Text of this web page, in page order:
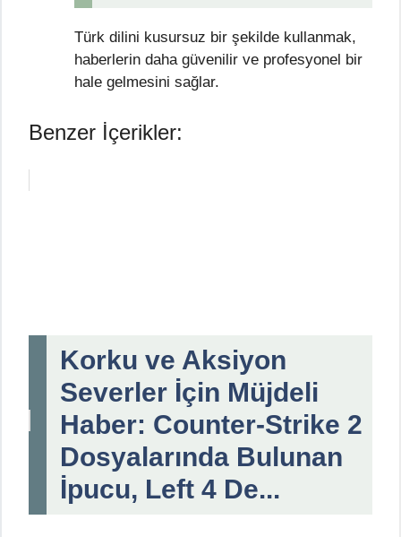
Türk dilini kusursuz bir şekilde kullanmak,
haberlerin daha güvenilir ve profesyonel bir
hale gelmesini sağlar.
Benzer İçerikler:
Korku ve Aksiyon
Severler İçin Müjdeli
Haber: Counter-Strike 2
Dosyalarında Bulunan
İpucu, Left 4 De...